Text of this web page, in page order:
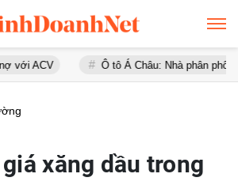
Ô tô Á Châu: Nhà phân phối Audi tại
xăng dầu trong